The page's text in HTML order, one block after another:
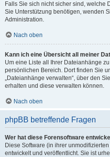
Falls Sie sich nicht sicher sind, welche
Sie Unterstützung benötigen, wenden
Administration.
Nach oben
Kann ich eine Übersicht all meiner
Um eine Liste all Ihrer Dateianhänge
persönlichen Bereich. Dort finden Sie
„Dateianhänge verwalten“, über den
erhalten und diese verwalten können.
Nach oben
phpBB betreffende Fragen
Wer hat diese Forensoftware
Diese Software (in ihrer
entwickelt und veröffentlicht. Sie ist